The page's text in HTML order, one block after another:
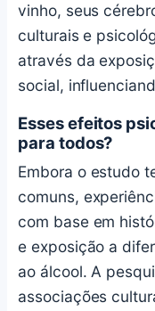
vinho, seus
culturais e
através da
social,
Esses efeitos
para todos?
Embora o estudo
comuns,
com base em
e exposição a
ao álcool. A
associações